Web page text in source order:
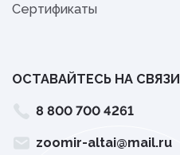
Сертификаты
ОСТАВАЙТЕСЬ НА СВЯЗИ
8 800 700 4261
zoomir-altai@mail.ru